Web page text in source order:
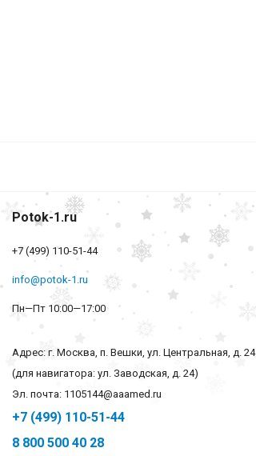
Potok-1.ru
+7 (499) 110-51-44
info@potok-1.ru
Пн—Пт 10:00—17:00
Адрес: г. Москва, п. Вешки, ул. Центральная, д. 24
(для навигатора: ул. Заводская, д. 24)
Эл. почта: 1105144@aaamed.ru
+7 (499) 110-51-44
8 800 500 40 28